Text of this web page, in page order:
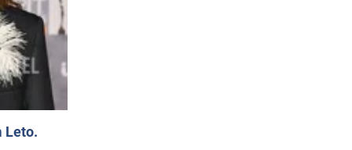
Leto.